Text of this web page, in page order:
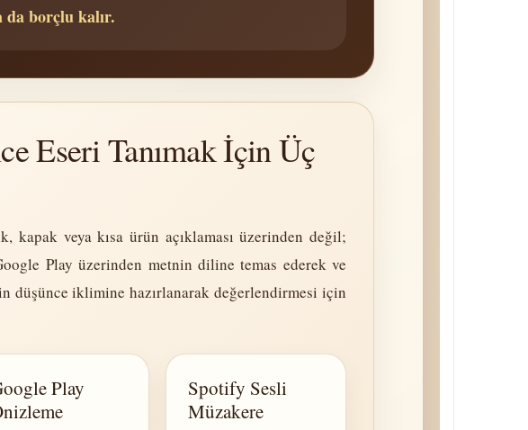
da borçlu kalır.
Eseri Tanımak İçin Üç
kapak veya kısa ürün açıklaması üzerinden değil;
Play üzerinden metnin diline temas ederek ve
düşünce iklimine hazırlanarak değerlendirmesi için
Play
Spotify Sesli
Müzakere